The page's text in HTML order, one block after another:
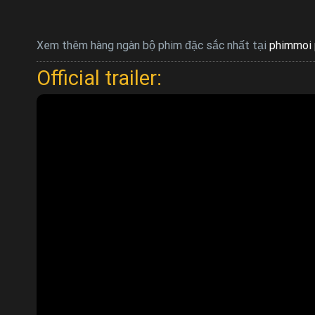
Xem thêm hàng ngàn bộ phim đặc sắc nhất tại phimmoi
Official trailer: